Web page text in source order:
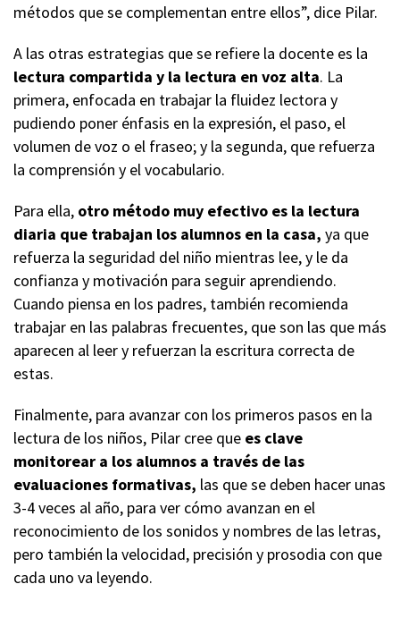
métodos que se complementan entre ellos”, dice Pilar.
A las otras estrategias que se refiere la docente es la
lectura compartida y la lectura en voz alta. La
primera, enfocada en trabajar la fluidez lectora y
pudiendo poner énfasis en la expresión, el paso, el
volumen de voz o el fraseo; y la segunda, que refuerza
la comprensión y el vocabulario.
Para ella, otro método muy efectivo es la lectura
diaria que trabajan los alumnos en la casa, ya que
refuerza la seguridad del niño mientras lee, y le da
confianza y motivación para seguir aprendiendo.
Cuando piensa en los padres, también recomienda
trabajar en las palabras frecuentes, que son las que más
aparecen al leer y refuerzan la escritura correcta de
estas.
Finalmente, para avanzar con los primeros pasos en la
lectura de los niños, Pilar cree que es clave
monitorear a los alumnos a través de las
evaluaciones formativas, las que se deben hacer unas
3-4 veces al año, para ver cómo avanzan en el
reconocimiento de los sonidos y nombres de las letras,
pero también la velocidad, precisión y prosodia con que
cada uno va leyendo.